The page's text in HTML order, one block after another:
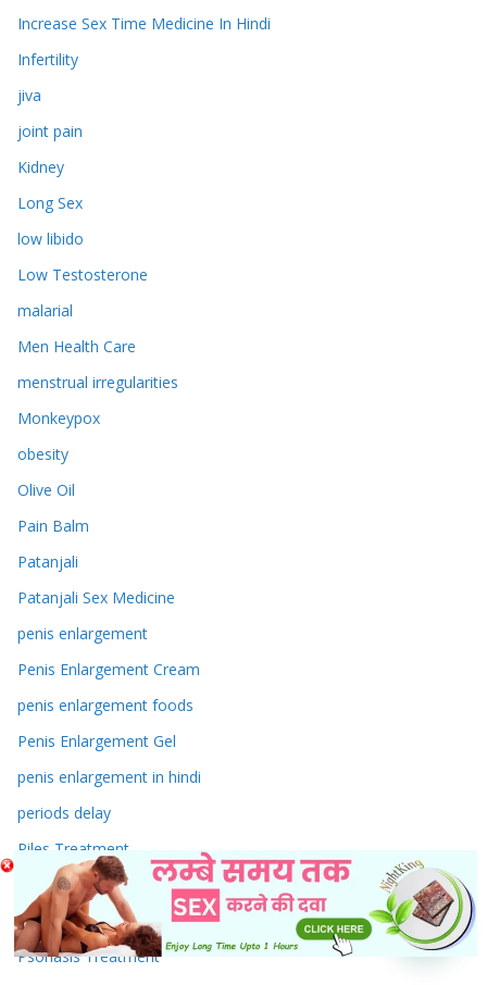
Increase Sex Time Medicine In Hindi
Infertility
jiva
joint pain
Kidney
Long Sex
low libido
Low Testosterone
malarial
Men Health Care
menstrual irregularities
Monkeypox
obesity
Olive Oil
Pain Balm
Patanjali
Patanjali Sex Medicine
penis enlargement
Penis Enlargement Cream
penis enlargement foods
Penis Enlargement Gel
penis enlargement in hindi
periods delay
Piles Treatment
Pregnancy
Premature Ejaculation Treatment
Psoriasis Treatment